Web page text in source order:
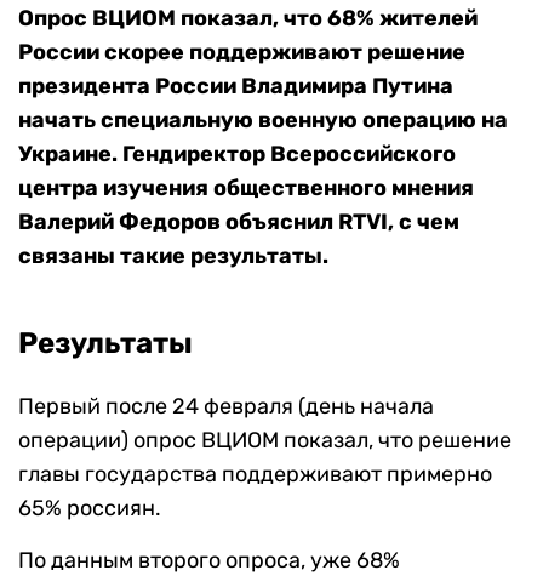
Опрос ВЦИОМ показал, что 68% жителей
России скорее поддерживают решение
президента России Владимира Путина
начать специальную военную операцию на
Украине. Гендиректор Всероссийского
центра изучения общественного мнения
Валерий Федоров объяснил RTVI, с чем
связаны такие результаты.
Результаты
Первый после 24 февраля (день начала
операции) опрос ВЦИОМ показал, что решение
главы государства поддерживают примерно
65% россиян.
По данным второго опроса, уже 68%